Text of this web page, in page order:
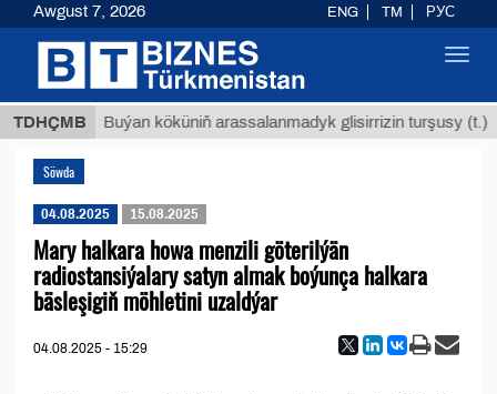
TDHÇMB
ТМТ Buýan köküniň arassalanmadyk glisirrizin turşusy (t.)
Söwda
04.08.2025 15.08.2025
Mary halkara howa menzili göterilýän
radiostansiýalary satyn almak boýunça halkara
bäsleşigiň möhletini uzaldýar
04.08.2025 - 15:29
Awgust 7, 2026 ENG TM РУС